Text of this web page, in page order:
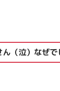
（泣）なぜで